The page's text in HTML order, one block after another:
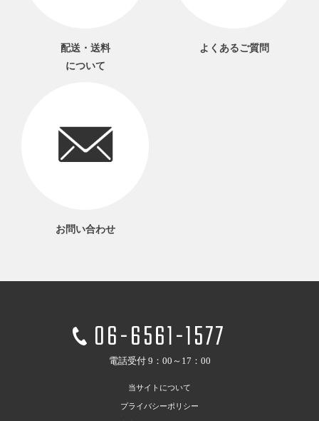
配送・送料
について
よくあるご質問
お問い合わせ
06-6561-1577
電話受付 9：00～17：00
当サイトについて
プライバシーポリシー